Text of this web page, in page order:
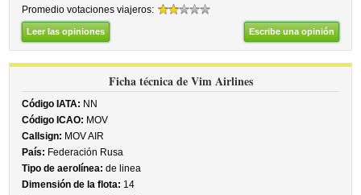
Promedio votaciones viajeros:
Leer las opiniones Escribe una opinión
Ficha técnica de Vim Airlines
Código IATA: NN
Código ICAO: MOV
Callsign: MOV AIR
País: Federación Rusa
Tipo de aerolínea: de linea
Dimensión de la flota: 14